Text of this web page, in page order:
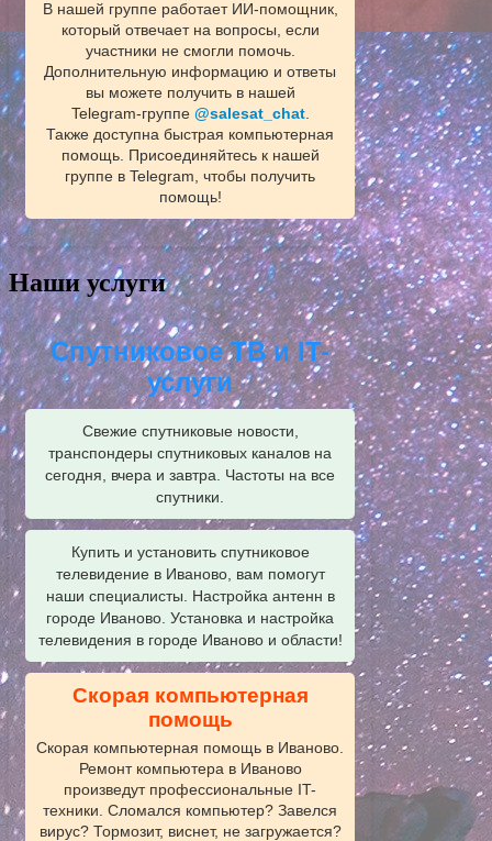
В нашей группе работает ИИ‑помощник,
который отвечает на вопросы, если
участники не смогли помочь.
Дополнительную информацию и ответы
вы можете получить в нашей
Telegram‑группе @salesat_chat.
Также доступна быстрая компьютерная
помощь. Присоединяйтесь к нашей
группе в Telegram, чтобы получить
помощь!
Наши услуги
Спутниковое ТВ и IT-
услуги
Свежие спутниковые новости,
транспондеры спутниковых каналов на
сегодня, вчера и завтра. Частоты на все
спутники.
Купить и установить спутниковое
телевидение в Иваново, вам помогут
наши специалисты. Настройка антенн в
городе Иваново. Установка и настройка
телевидения в городе Иваново и области!
Скорая компьютерная
помощь
Скорая компьютерная помощь в Иваново.
Ремонт компьютера в Иваново
произведут профессиональные IT-
техники. Сломался компьютер? Завелся
вирус? Тормозит, виснет, не загружается?